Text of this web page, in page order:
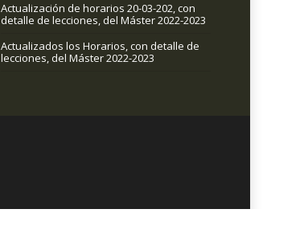
Actualización de horarios 20-03-202, con
detalle de lecciones, del Máster 2022-2023
Actualizados los Horarios, con detalle de
lecciones, del Máster 2022-2023